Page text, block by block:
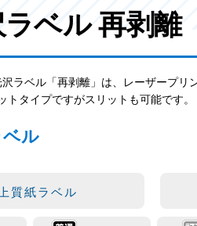
ベル 再剥離
ラベル「再剥離」は、レーザープ
トタイプですがスリットも可能です。
ル
質紙ラベル